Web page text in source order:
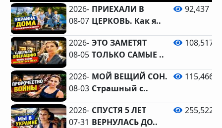
2026-
08-07
ПРИЕХАЛИ В
ЦЕРКОВЬ. Как я..
92,437
2026-
08-05
ЭТО ЗАМЕТЯТ
ТОЛЬКО САМЫЕ ..
108,517
2026-
08-03
МОЙ ВЕЩИЙ СОН.
Страшный с..
115,466
2026-
07-31
СПУСТЯ 5 ЛЕТ
ВЕРНУЛАСЬ ДО..
255,522